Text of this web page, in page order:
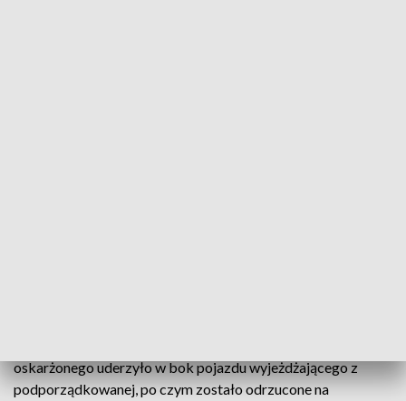
oskarżonego uderzyło w bok pojazdu wyjeżdżającego z
podporządkowanej, po czym zostało odrzucone na